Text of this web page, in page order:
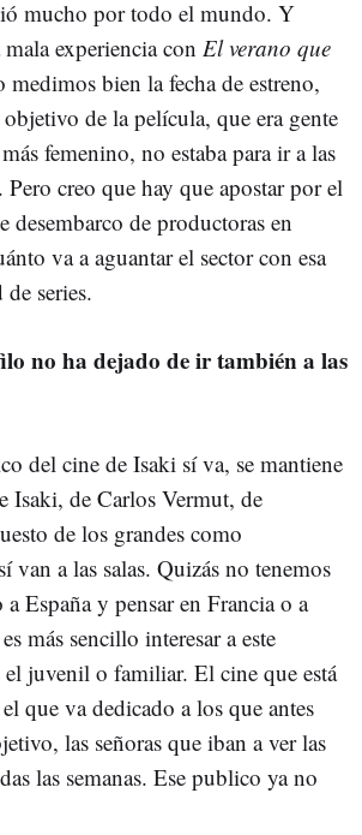
mucho por todo el mundo. Y
experiencia con El verano que
medimos bien la fecha de estreno,
de la película, que era gente
femenino, no estaba para ir a las
Pero creo que hay que apostar por el
desembarco de productoras en
va a aguantar el sector con esa
series.
no ha dejado de ir también a las
del cine de Isaki sí va, se mantiene
Isaki, de Carlos Vermut, de
de los grandes como
van a las salas. Quizás no tenemos
España y pensar en Francia o a
más sencillo interesar a este
juvenil o familiar. El cine que está
que va dedicado a los que antes
las señoras que iban a ver las
las semanas. Ese publico ya no